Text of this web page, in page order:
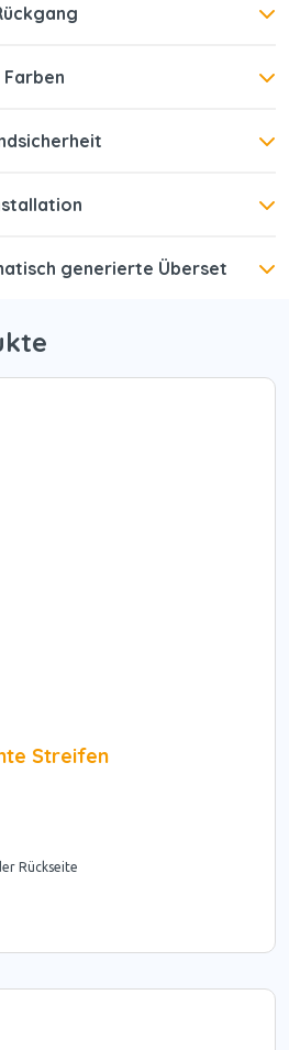
Farben
generierte Überset
Streifen
Rückseite